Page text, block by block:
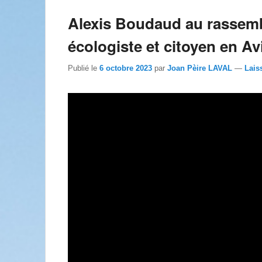
Alexis Boudaud au
écologiste et citoyen en
Publié le 6 octobre 2023 par Joan Pèire LAVAL —